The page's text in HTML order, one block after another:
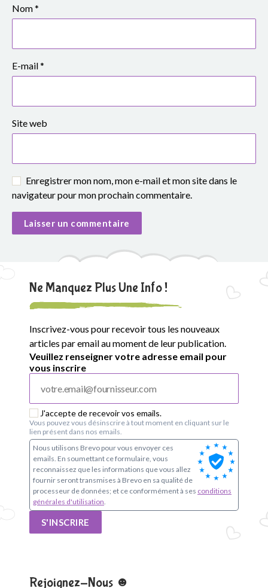
Nom*
E-mail*
Site web
Enregistrer mon nom, mon e-mail et mon site dans le
navigateur pour mon prochain commentaire.
Ne Manquez Plus Une Info !
Inscrivez-vous pour recevoir tous les nouveaux
articles par email au moment de leur publication.
Veuillez renseigner votre adresse email pour
vous inscrire
J'accepte de recevoir vos emails.
Vous pouvez vous désinscrire à tout moment en cliquant sur le
lien présent dans nos emails.
Nous utilisons Brevo pour vous envoyer ces
emails. En soumettant ce formulaire, vous
reconnaissez que les informations que vous allez
fournir seront transmises à Brevo en sa qualité de
processeur de données; et ce conformément à ses conditions
générales d'utilisation.
S'INSCRIRE
Rejoignez-Nous ☻